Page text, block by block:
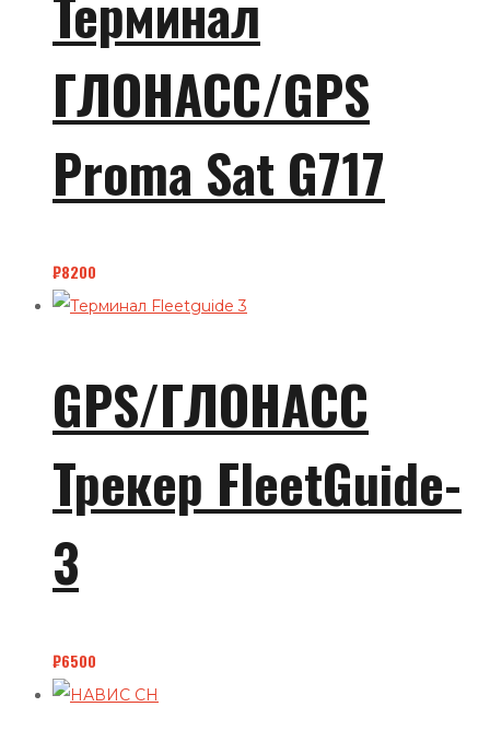
ГЛОНАСС/GPS
Proma Sat G717
₽8200
GPS/ГЛОНАСС
Трекер FleetGuide-
3
₽6500